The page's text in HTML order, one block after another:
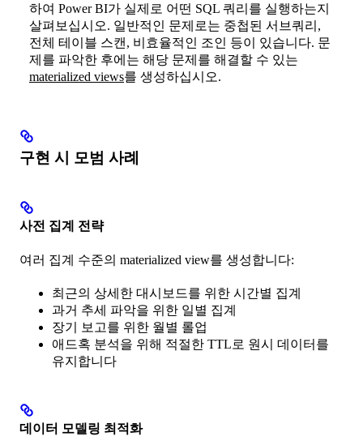
하여 Power BI가 실제로 어떤 SQL 쿼리를 실행하는지
살펴보십시오. 일반적인 문제로는 중첩된 서브쿼리,
전체 테이블 스캔, 비효율적인 조인 등이 있습니다. 문
제를 파악한 후에는 해당 문제를 해결할 수 있는
materialized views를 생성하십시오.
구현 시 모범 사례
사전 집계 전략
여러 집계 수준의 materialized view를 생성합니다:
최근의 상세한 대시보드를 위한 시간별 집계
과거 추세 파악을 위한 일별 집계
장기 보고를 위한 월별 롤업
애드혹 분석을 위해 적절한 TTL로 원시 데이터를
유지합니다
데이터 모델링 최적화